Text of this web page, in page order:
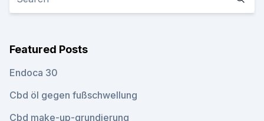
Featured Posts
Endoca 30
Cbd öl gegen fußschwellung
Cbd make-up-grundierung